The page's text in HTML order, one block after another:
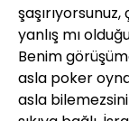
yanlış mı
Benim
asla poker
asla